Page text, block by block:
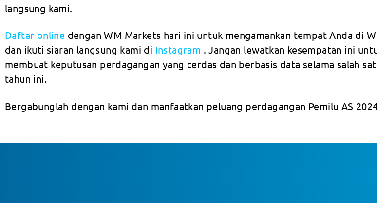
langsung kami.
Daftar online dengan WM Markets hari ini untuk mengamankan tempat Anda di
dan ikuti siaran langsung kami di Instagram . Jangan lewatkan kesempatan ini
membuat keputusan perdagangan yang cerdas dan berbasis data selama salah
tahun ini.
Bergabunglah dengan kami dan manfaatkan peluang perdagangan Pemilu AS